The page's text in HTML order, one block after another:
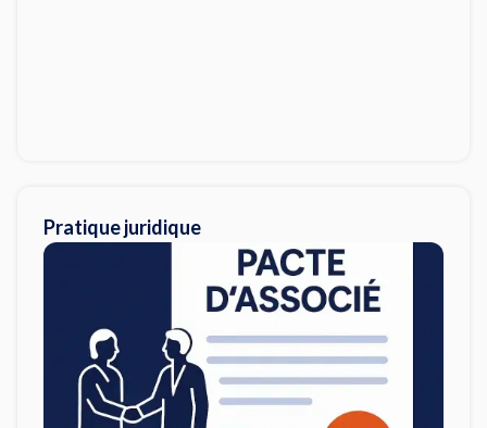
Pratique juridique